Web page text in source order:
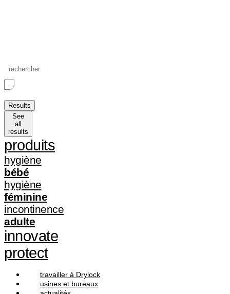
Search
...
Results
See
all
results
produits
hygiène
bébé
hygiène
féminine
incontinence
adulte
innovate
protect
travailler à Drylock
usines et bureaux